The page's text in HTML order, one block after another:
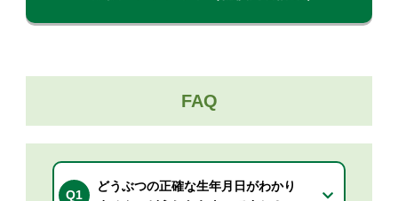
FAQ
Q1
どうぶつの正確な生年月日がわかり